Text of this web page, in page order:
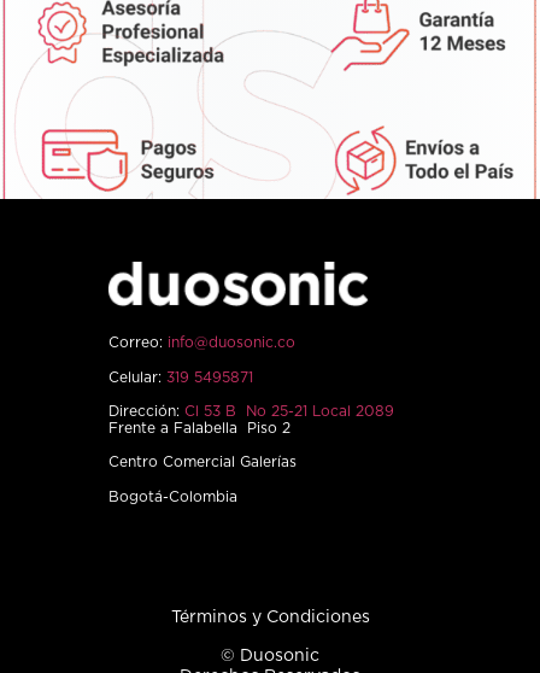
Correo: info@duosonic.co
Celular: 319 5495871
Dirección: Cl 53 B No 25-21 Local 2089
Frente a Falabella Piso 2
Centro Comercial Galerías
Bogotá-Colombia
Términos y Condiciones
© Duosonic